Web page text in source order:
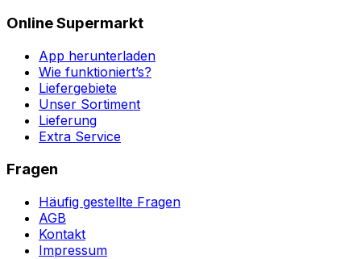
Online Supermarkt
App herunterladen
Wie funktioniert’s?
Liefergebiete
Unser Sortiment
Lieferung
Extra Service
Fragen
Häufig gestellte Fragen
AGB
Kontakt
Impressum